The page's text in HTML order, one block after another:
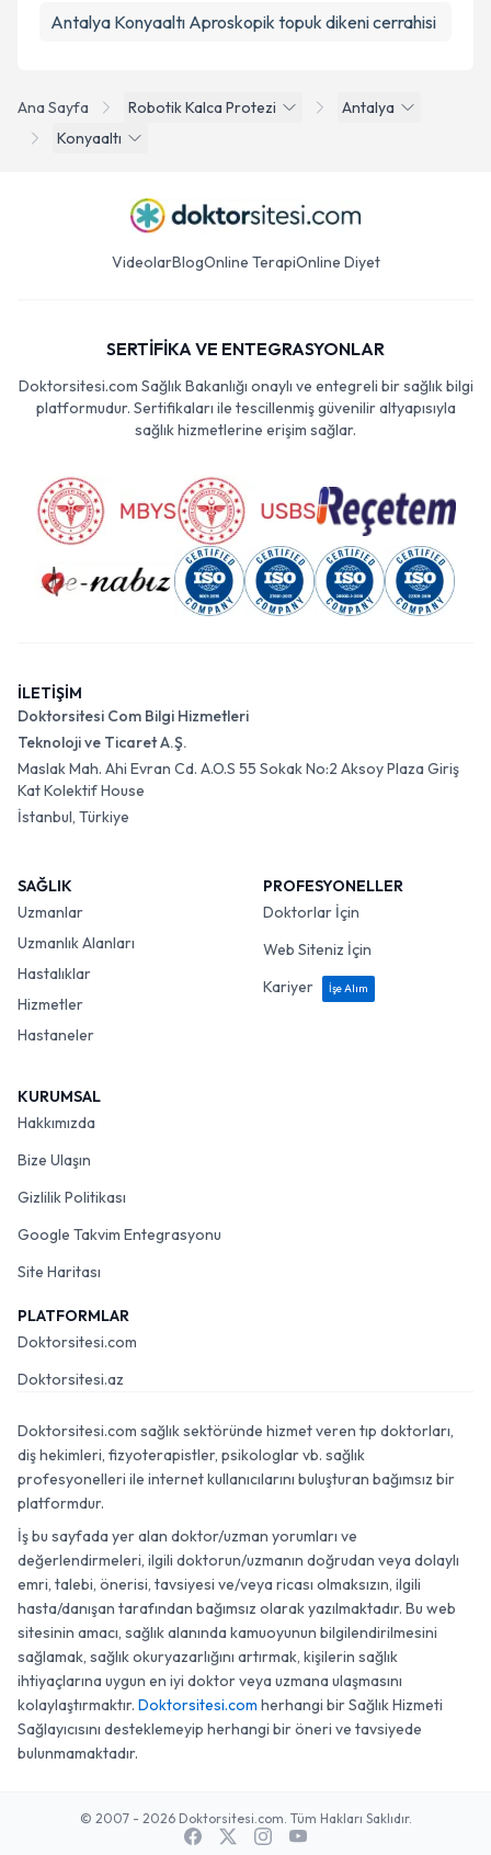
Ana Sayfa Robotik Kalca Protezi
Antalya
Konyaaltı
Antalya Konyaaltı Aproskopik topuk dikeni cerrahisi
VideolarBlogOnline TerapiOnline Diyet
SERTİFİKA VE ENTEGRASYONLAR
Doktorsitesi.com Sağlık Bakanlığı onaylı ve entegreli bir sağlık bilgi
platformudur. Sertifikaları ile tescillenmiş güvenilir altyapısıyla
sağlık hizmetlerine erişim sağlar.
İLETİŞİM
Doktorsitesi Com Bilgi Hizmetleri
Teknoloji ve Ticaret A.Ş.
Maslak Mah. Ahi Evran Cd. A.O.S 55 Sokak No:2 Aksoy Plaza Giriş
Kat Kolektif House
İstanbul, Türkiye
SAĞLIK
Uzmanlar
Uzmanlık Alanları
Hastalıklar
Hizmetler
Hastaneler
PROFESYONELLER
Doktorlar İçin
Web Siteniz İçin
Kariyer
İşe Alım
KURUMSAL
Hakkımızda
Bize Ulaşın
Gizlilik Politikası
Google Takvim Entegrasyonu
Site Haritası
PLATFORMLAR
Doktorsitesi.com
Doktorsitesi.az
Doktorsitesi.com sağlık sektöründe hizmet veren tıp doktorları,
diş hekimleri, fizyoterapistler, psikologlar vb. sağlık
profesyonelleri ile internet kullanıcılarını buluşturan bağımsız bir
platformdur.
İş bu sayfada yer alan doktor/uzman yorumları ve
değerlendirmeleri, ilgili doktorun/uzmanın doğrudan veya dolaylı
emri, talebi, önerisi, tavsiyesi ve/veya ricası olmaksızın, ilgili
hasta/danışan tarafından bağımsız olarak yazılmaktadır. Bu web
sitesinin amacı, sağlık alanında kamuoyunun bilgilendirilmesini
sağlamak, sağlık okuryazarlığını artırmak, kişilerin sağlık
ihtiyaçlarına uygun en iyi doktor veya uzmana ulaşmasını
kolaylaştırmaktır. Doktorsitesi.com herhangi bir Sağlık Hizmeti
Sağlayıcısını desteklemeyip herhangi bir öneri ve tavsiyede
bulunmamaktadır.
© 2007 - 2026 Doktorsitesi.com. Tüm Hakları Saklıdır.